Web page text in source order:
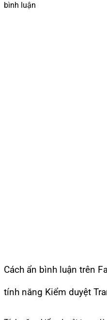
bình luận
Cách ẩn bình luận trên
tính năng Kiểm duyệt